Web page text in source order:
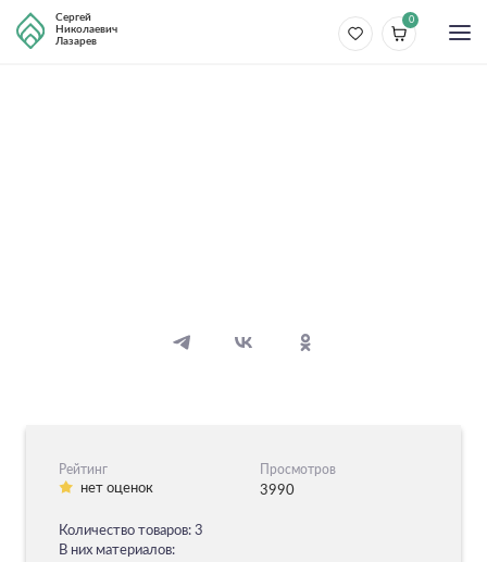
Сергей
Николаевич
Лазарев
0
Рейтинг
нет оценок
Просмотров
3990
Количество товаров: 3
В них материалов: